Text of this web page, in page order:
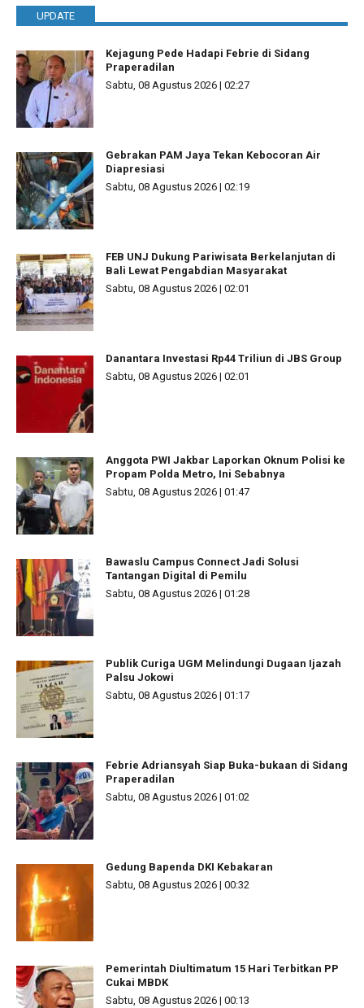
UPDATE
Kejagung Pede Hadapi Febrie di Sidang
Praperadilan
Sabtu, 08 Agustus 2026 | 02:27
Gebrakan PAM Jaya Tekan Kebocoran Air
Diapresiasi
Sabtu, 08 Agustus 2026 | 02:19
FEB UNJ Dukung Pariwisata Berkelanjutan di
Bali Lewat Pengabdian Masyarakat
Sabtu, 08 Agustus 2026 | 02:01
Danantara Investasi Rp44 Triliun di JBS Group
Sabtu, 08 Agustus 2026 | 02:01
Anggota PWI Jakbar Laporkan Oknum Polisi ke
Propam Polda Metro, Ini Sebabnya
Sabtu, 08 Agustus 2026 | 01:47
Bawaslu Campus Connect Jadi Solusi
Tantangan Digital di Pemilu
Sabtu, 08 Agustus 2026 | 01:28
Publik Curiga UGM Melindungi Dugaan Ijazah
Palsu Jokowi
Sabtu, 08 Agustus 2026 | 01:17
Febrie Adriansyah Siap Buka-bukaan di Sidang
Praperadilan
Sabtu, 08 Agustus 2026 | 01:02
Gedung Bapenda DKI Kebakaran
Sabtu, 08 Agustus 2026 | 00:32
Pemerintah Diultimatum 15 Hari Terbitkan PP
Cukai MBDK
Sabtu, 08 Agustus 2026 | 00:13